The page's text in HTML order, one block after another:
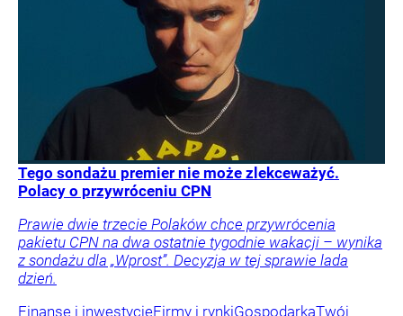
Tego sondażu premier nie może zlekceważyć.
Polacy o przywróceniu CPN
Prawie dwie trzecie Polaków chce przywrócenia
pakietu CPN na dwa ostatnie tygodnie wakacji – wynika
z sondażu dla „Wprost”. Decyzja w tej sprawie lada
dzień.
Finanse i inwestycjeFirmy i rynkiGospodarkaTwój